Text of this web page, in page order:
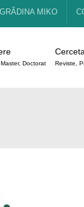
GRĂDINA MIKO
Doctorat Reviste,